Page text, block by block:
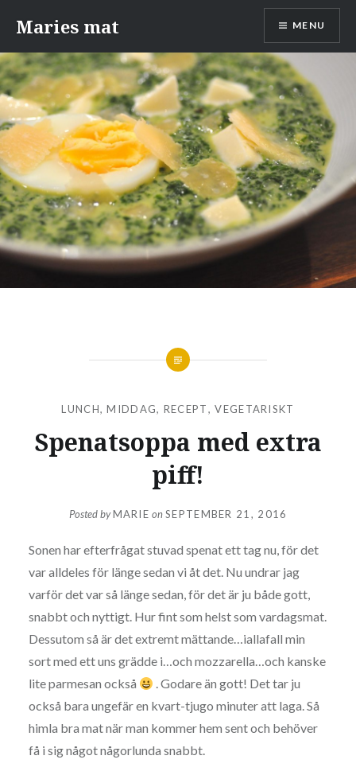
content
Maries mat MENU
LUNCH,MIDDAG, RECEPT,VEGETARISKT
Spenatsoppa med extra
piff!
Posted byMARIE onSEPTEMBER 21, 2016
Sonen har efterfrågat stuvad spenat ett tag nu, för det
var alldeles för länge sedan vi åt det. Nu undrar jag
varför det var så länge sedan, för det är ju både gott,
snabbt och nyttigt. Hur fint som helst som vardagsmat.
Dessutom så är det extremt mättande…iallafall min
sort med ett uns grädde i…och mozzarella…och kanske
lite parmesan också
. Godare än gott! Det tar ju
också bara ungefär en kvart-tjugo minuter att laga. Så
himla bra mat när man kommer hem sent och behöver
få i sig något någorlunda snabbt.